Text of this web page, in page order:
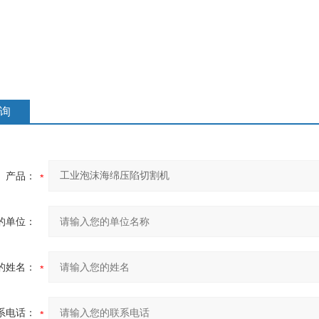
产品：
单位：
姓名：
电话：